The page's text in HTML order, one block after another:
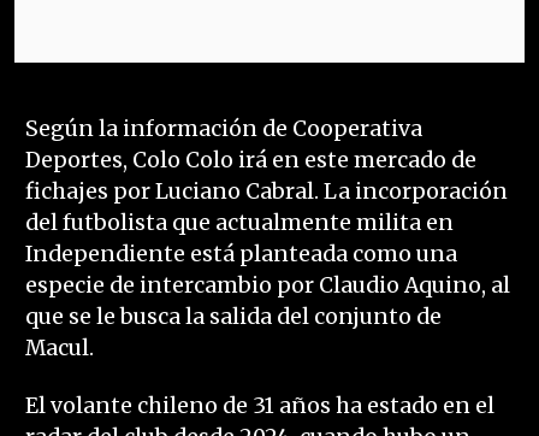
Según la información de Cooperativa
Deportes, Colo Colo irá en este mercado de
fichajes por Luciano Cabral. La incorporación
del futbolista que actualmente milita en
Independiente está planteada como una
especie de intercambio por Claudio Aquino, al
que se le busca la salida del conjunto de
Macul.
El volante chileno de 31 años ha estado en el